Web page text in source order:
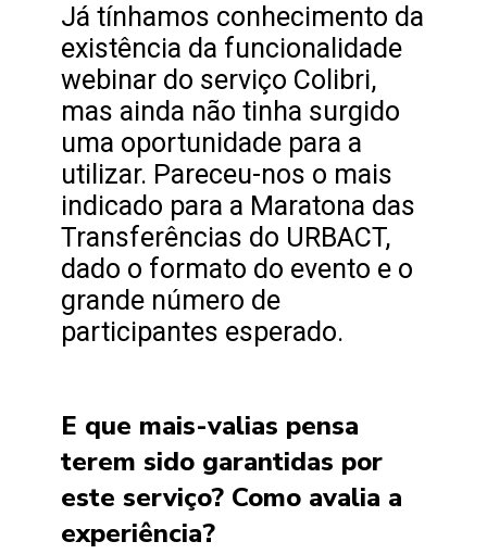
Já tínhamos conhecimento da
existência da funcionalidade
webinar do serviço Colibri,
mas ainda não tinha surgido
uma oportunidade para a
utilizar. Pareceu-nos o mais
indicado para a Maratona das
Transferências do URBACT,
dado o formato do evento e o
grande número de
participantes esperado.
E que mais-valias pensa
terem sido garantidas por
este serviço? Como avalia a
experiência?